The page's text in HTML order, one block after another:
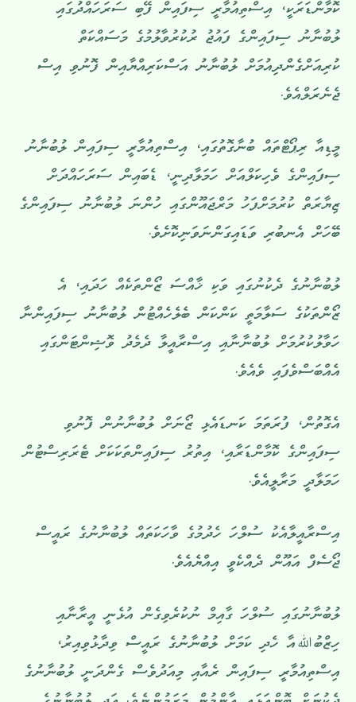
ކޮމާންޑަރަކީ، އިސްތިއުމާރީ ސިފައިން ފޭބި ސަރަހައްދުގައި
ލުބުނާނު ސިފައިންގެ ފައުޖު ރުކުރުވާލުމުގެ މަސައްކަތް
ކުރިއަށްގެންދިއުމަށް ލުބުނާނު އަސްކަރިއްޔާއިން ފޮނުވި އިސް
ޖެނެރަލްއެވެ.
މީޑިއާ ރިޕޯޓްތައް ބުނާގޮތުގައި، އިސްތިއުމާރީ ސިފައިން ލުބުނާނު
ސިފައިންގެ ވެހިކަލްއަށް ހަމަލާދިނީ، ޑެބައިން ސަރަހައްދަށް
ޒިޔާރަތް ކުރުމަށްފަހު މަރްޖައޫންގައި ހުންނަ ލުބުނާނު ސިފައިންގެ
ބޭހަށް އެނބުރި ވަޑައިގަންނަވަނިކޮށެވެ.
ލުބުނާނުގެ ދެކުނުގައި ވަކި ޚާއްސަ ޒޯންތަކެއް ހަދައި، އެ
ޒޯންތަކުގެ ސަލާމަތީ ކަންކަން ބެލެހެއްޓުން ލުބުނާނު ސިފައިންނާ
ހަވާލުކުރުމަށް ލުބުނާނާއި އިސްރާއީލާ ދެމެދު ވޮޝިންޓަންގައި
އެއްބަސްވެފައި ވެއެވެ.
އެގޮތުން، ފުރަތަމަ ކަނޑައެޅި ޒޯނަށް ލުބުނާނުން ފޮނުވި
ސިފައިންގެ ކޮމާންޑަރާއި، އިތުރު ސިފައިންތަކަކަށް ޓެރަރިސްޓުން
ހަމަލާދީ މަރާލީއެވެ.
އިސްރާއީލާއެކު ސުލްހަ ހެދުމުގެ ވާހަކަތައް ލުބުނާނުގެ ރައީސް
ޖޯސެފް އައޫން ދެއްކެވީ އިއްޔެއެވެ.
ލުބުނާނުގައި ސުލްހަ ގާއިމް ނުކުރެވިގެން އުޅެނީ އީރާނާއި
ހިޒްބުﷲއާ ހެދި ކަމަށް ލުބުނާނުގެ ރައީސް ވިދާޅުވިއިރު،
އިސްތިއުމާރީ ސިފައިން ރެއާއި މިއަދުވެސް ގެންދަނީ ލުބުނާނުގެ